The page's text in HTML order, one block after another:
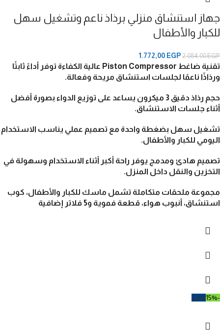
جهاز استنشاق منزلي برذاذ ناعم وتشغيل سهل
للكبار والأطفال
2.084,00EGP
1.772,00 EGP
تقنية ضاغط Piston Compressor عالية الكفاءة
توفر أداءً ثابتًا
ورذاذًا ناعمًا لجلسات استنشاق مريحة وفعالة.
حجم رذاذ دقيق 3 ميكرون
يساعد على توزيع الدواء بصورة أفضل
أثناء جلسات الاستنشاق.
تشغيل سهل بضغطة واحدة مع تصميم عملي يناسب الاستخدام
اليومي للكبار والأطفال.
تصميم هادئ ومدمج يوفر راحة أكبر أثناء الاستخدام وسهولة في
التخزين والنقل داخل المنزل.
مجموعة ملحقات متكاملة تشمل ماسك للكبار والأطفال، كوب
استنشاق، أنبوب هواء، قطعة فموية و5 فلاتر إضافية
-15% مميز